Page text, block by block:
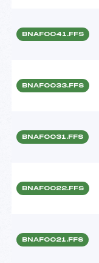
BNAF0041.FFS
BNAF0033.FFS
BNAF0031.FFS
BNAF0022.FFS
BNAF0021.FFS